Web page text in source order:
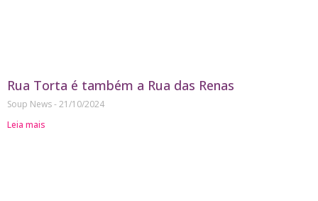
Rua Torta é também a Rua das Renas
Soup News 21/10/2024
Leia mais